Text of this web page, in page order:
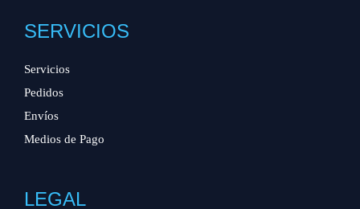
SERVICIOS
Servicios
Pedidos
Envíos
Medios de Pago
LEGAL